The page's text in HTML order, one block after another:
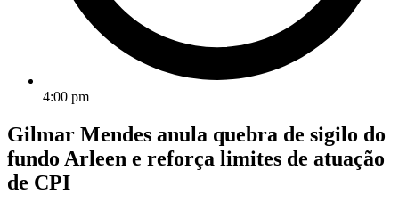
4:00 pm
Gilmar Mendes anula quebra de sigilo do
fundo Arleen e reforça limites de atuação
de CPI